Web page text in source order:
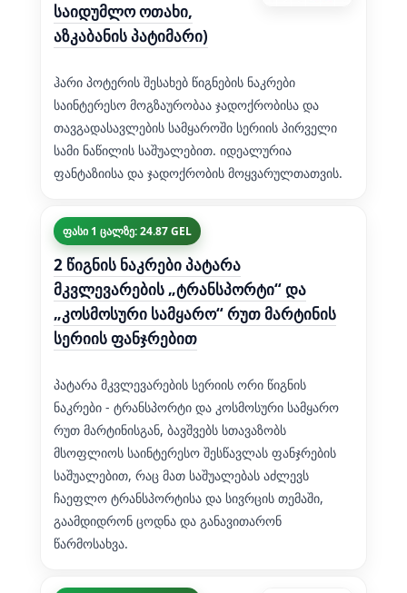
საიდუმლო ოთახი,
აზკაბანის პატიმარი)
ჰარი პოტერის შესახებ წიგნების ნაკრები
საინტერესო მოგზაურობაა ჯადოქრობისა და
თავგადასავლების სამყაროში სერიის პირველი
სამი ნაწილის საშუალებით. იდეალურია
ფანტაზიისა და ჯადოქრობის მოყვარულთათვის.
ფასი 1 ცალზე: 24.87 GEL
2 წიგნის ნაკრები პატარა
მკვლევარების „ტრანსპორტი“ და
„კოსმოსური სამყარო“ რუთ მარტინის
სერიის ფანჯრებით
პატარა მკვლევარების სერიის ორი წიგნის
ნაკრები - ტრანსპორტი და კოსმოსური სამყარო
რუთ მარტინისგან, ბავშვებს სთავაზობს
მსოფლიოს საინტერესო შესწავლას ფანჯრების
საშუალებით, რაც მათ საშუალებას აძლევს
ჩაეფლო ტრანსპორტისა და სივრცის თემაში,
გაამდიდრონ ცოდნა და განავითარონ
წარმოსახვა.